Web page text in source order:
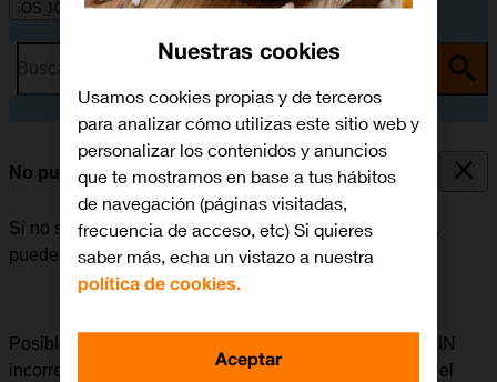
iOS 10.0
No puedo iniciar mi móvil
Si no se puede iniciar el móvil después de encenderlo,
puede haber varias causas al problema.
Posible causa 5 de 6:
Si se ha introducido un código PIN
incorrecto tres veces seguidas, es necesario introducir el
Nuestras cookies
Usamos cookies propias y de terceros
para analizar cómo utilizas este sitio web y
personalizar los contenidos y anuncios
que te mostramos en base a tus hábitos
de navegación (páginas visitadas,
frecuencia de acceso, etc) Si quieres
saber más, echa un vistazo a nuestra
política de cookies.
Aceptar